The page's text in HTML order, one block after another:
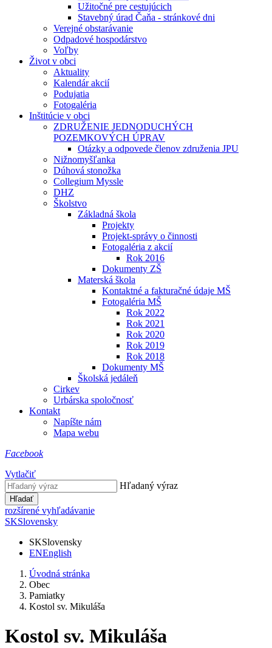
Užitočné pre cestujúcich
Stavebný úrad Čaňa - stránkové dni
Verejné obstarávanie
Odpadové hospodárstvo
Voľby
Život v obci
Aktuality
Kalendár akcií
Podujatia
Fotogaléria
Inštitúcie v obci
ZDRUŽENIE JEDNODUCHÝCH
POZEMKOVÝCH ÚPRAV
Otázky a odpovede členov združenia JPU
Nižnomyšľanka
Dúhová stonožka
Collegium Myssle
DHZ
Školstvo
Základná škola
Projekty
Projekt-správy o činnosti
Fotogaléria z akcií
Rok 2016
Dokumenty ZŠ
Materská škola
Kontaktné a fakturačné údaje MŠ
Fotogaléria MŠ
Rok 2022
Rok 2021
Rok 2020
Rok 2019
Rok 2018
Dokumenty MŠ
Školská jedáleň
Cirkev
Urbárska spoločnosť
Kontakt
Napíšte nám
Mapa webu
Facebook
Vytlačiť
Hľadaný výraz
Hľadať
rozšírené vyhľadávanie
SKSlovensky
SKSlovensky
ENEnglish
Úvodná stránka
Obec
Pamiatky
Kostol sv. Mikuláša
Kostol sv. Mikuláša